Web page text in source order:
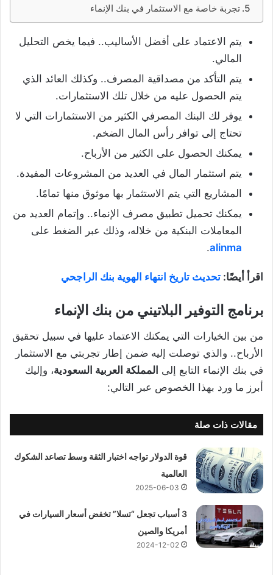
تجربة خاصة مع الاستثمار في بنك الإنماء
يتم الاعتماد على أفضل الأساليب.. فيما يخص التحليل
المالي.
يتم التأكد من مصداقية المصرف.. وكذلك العائد الذي
يتم الحصول عليه من خلال تلك الاستثمارات.
يوفر لك البنك المصرفي الكثير من الاستثمارات التي لا
تحتاج إلى توافر رأس المال الضخم.
يمكنك الحصول على الكثير من الأرباح.
يتم استثمار المال في العديد من المشروعات المفيدة.
المشاريع التي يتم الاستثمار بها موثوق منها تمامًا.
يمكنك تحميل تطبيق مصرف الإنماء.. وإتمام العديد من
المعاملات البنكية من خلاله، وذلك عبر الضغط على
alinma
.
اقرأ أيضًا: تحديث تاريخ انتهاء الهوية بنك الراجحي
برنامج التوفير البلاتيني من بنك الإنماء
من بين الخيارات التي يمكنك الاعتماد عليها في سبيل تحقيق
الأرباح.. والذي توصلت إليه ضمن إطار تجربتي مع الاستثمار
في بنك الإنماء التابع إلى المملكة العربية السعودية، وإليك
أبرز ما ورد بهذا الخصوص عبر التالي:
مقالات ذات صلة
قوة الدولار تواجه اختبار الثقة وسط تصاعد الشكوك
العالمية
2025-06-03
3 أسباب تجعل “تسلا” تخفض أسعار السيارات في
أمريكا والصين
2024-12-02